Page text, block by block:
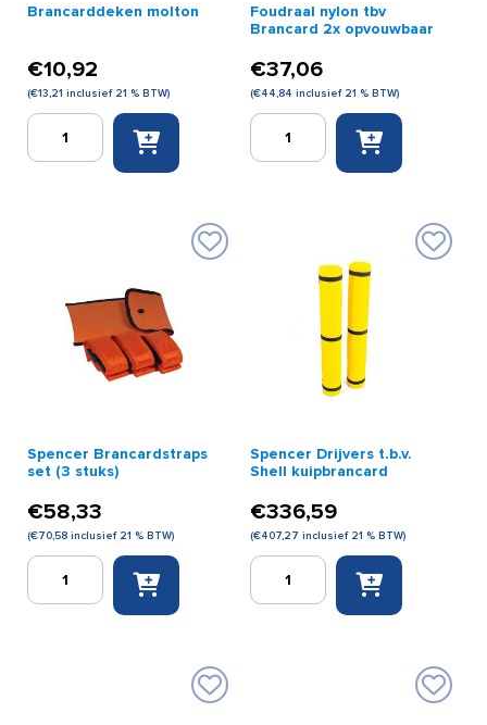
Brancarddeken molton
€10,92
(€13,21 inclusief 21 % BTW)
Brancarddeken
molton
Foudraal nylon tbv
Brancard 2x opvouwbaar
€37,06
(€44,84 inclusief 21 % BTW)
Foudraal
Spencer Brancardstraps
set (3 stuks)
€58,33
(€70,58 inclusief 21 % BTW)
Spencer
Brancardstraps
Spencer Drijvers t.b.v.
Shell kuipbrancard
€336,59
(€407,27 inclusief 21 % BTW)
Spencer
Drijvers